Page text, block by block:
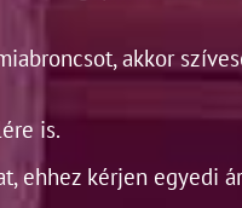
akkor
is.
ehhez kérjen egyedi